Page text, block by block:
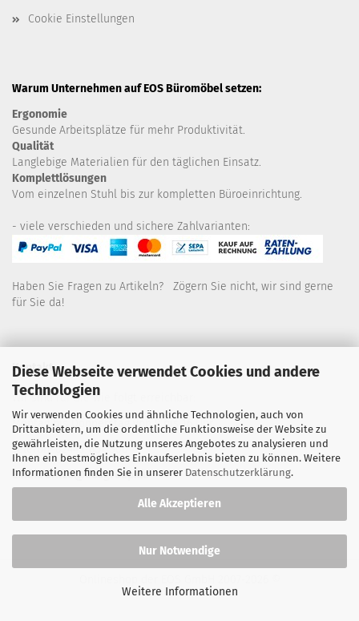
Diese Webseite verwendet Cookies und andere
Technologien
Wir verwenden Cookies und ähnliche Technologien, auch von
Drittanbietern, um die ordentliche Funktionsweise der Website zu
gewährleisten, die Nutzung unseres Angebotes zu analysieren und
Ihnen ein bestmögliches Einkaufserlebnis bieten zu können. Weitere
Informationen finden Sie in unserer Datenschutzerklärung.
Alle Akzeptieren
Nur Notwendige
Weitere Informationen
Cookie Einstellungen
Warum Unternehmen auf EOS Büromöbel setzen:
Ergonomie
Gesunde Arbeitsplätze für mehr Produktivität.
Qualität
Langlebige Materialien für den täglichen Einsatz.
Komplettlösungen
Vom einzelnen Stuhl bis zur kompletten Büroeinrichtung.
- viele verschieden und sichere Zahlvarianten:
Haben Sie Fragen zu Artikeln? Zögern Sie nicht, wir sind gerne
für Sie da!
Kontakt
Wir sind für Sie wie folgt erreichbar:
Montag bis Donnerstag von 9 bis 16 Uhr
Telefon: 02445-8517300
Email: office@eosgroup.de